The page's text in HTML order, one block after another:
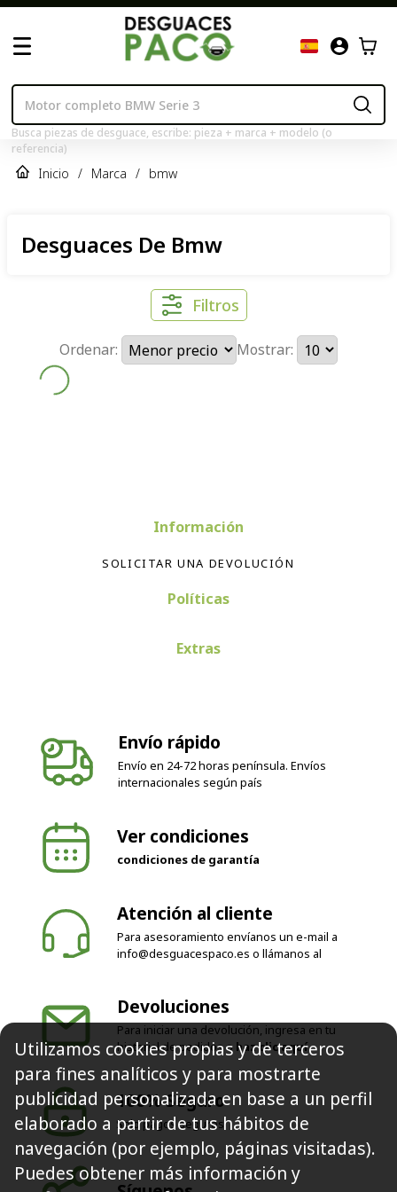
Busca piezas de desguace, escribe: pieza + marca + modelo (o
referencia)
Inicio / Marca / bmw
Desguaces De Bmw
Filtros
Ordenar: Mostrar:
Información
SOLICITAR UNA DEVOLUCIÓN
Políticas
Extras
Envío rápido
Envío en 24-72 horas península. Envíos
internacionales según país
Ver condiciones
condiciones de garantía
Atención al cliente
Para asesoramiento envíanos un e-mail a
info@desguacespaco.es o llámanos al
Devoluciones
Para iniciar una devolución, ingresa en tu
historial de pedidos o haz clic aquí
100% Seguro
Solo pagos seguros
Utilizamos cookies propias y de terceros
para fines analíticos y para mostrarte
publicidad personalizada en base a un perfil
elaborado a partir de tus hábitos de
navegación (por ejemplo, páginas visitadas).
Puedes obtener más información y